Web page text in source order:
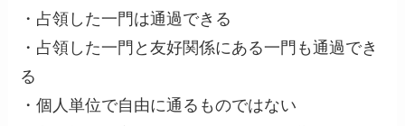
・占領した一門は通過できる
・占領した一門と友好関係にある一門も通過でき
る
・個人単位で自由に通るものではない